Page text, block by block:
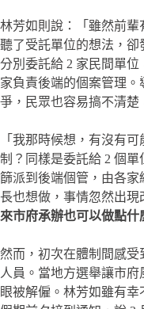
林芳如則說：「雖然前
聽了受託單位的想法，
分別委託給 2 家民間單
家負責後端的個案管理
爭，民眾也容易搞不清楚
「我那時候想，有沒有
制？同樣是委託給 2 個
篩派到後端個管，由各
長也想做，事情忽然出現
來市府承辦也可以做點什
然而，初次在體制間感
人員。當地方選舉讓市
眼被解僱。林芳如雖有